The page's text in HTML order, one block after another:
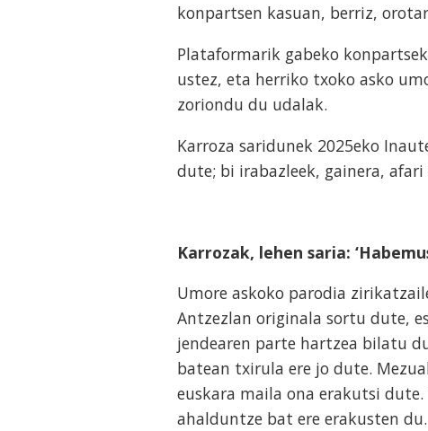
konpartsen kasuan, berriz,
Plataformarik gabeko
ustez, eta herriko txoko asko
zoriondu du udalak.
Karroza saridunek 2025eko
dute; bi irabazleek, gainera,
Karrozak, lehen saria:
Umore askoko parodia
Antzezlan originala sortu dute,
jendearen parte hartzea bilatu
batean txirula ere jo dute.
euskara maila ona erakutsi
ahalduntze bat ere erakusten du.